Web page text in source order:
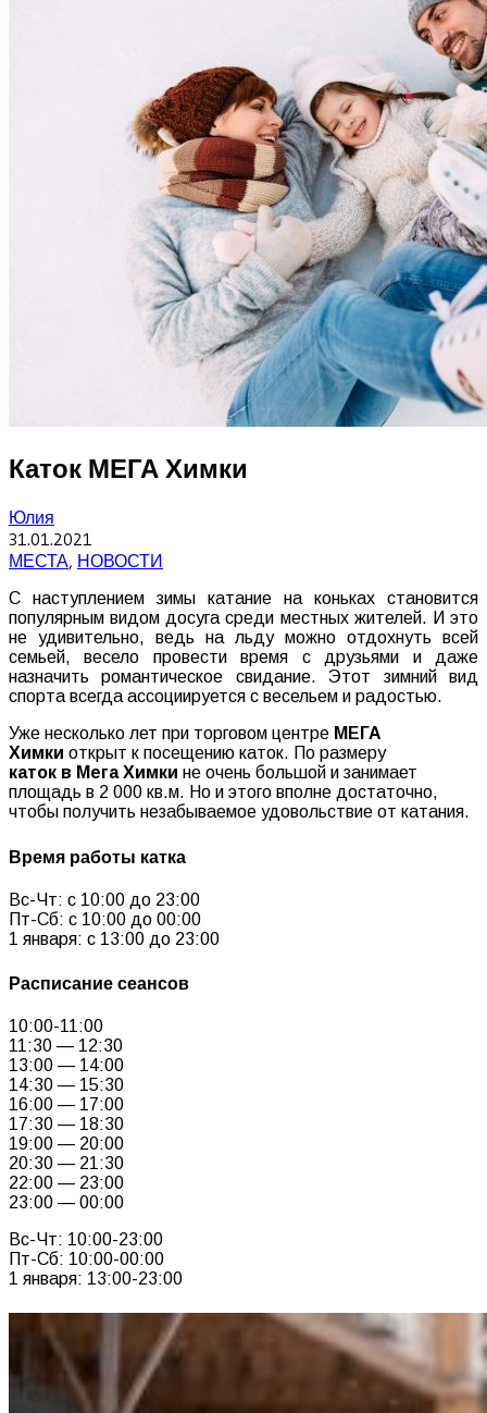
Каток МЕГА Химки
Юлия
31.01.2021
МЕСТА, НОВОСТИ
С наступлением зимы катание на коньках становится
популярным видом досуга среди местных жителей. И это
не удивительно, ведь на льду можно отдохнуть всей
семьей, весело провести время с друзьями и даже
назначить романтическое свидание. Этот зимний вид
спорта всегда ассоциируется с весельем и радостью.
Уже несколько лет при торговом центре МЕГА
Химки открыт к посещению каток. По размеру
каток в Мега Химки не очень большой и занимает
площадь в 2 000 кв.м. Но и этого вполне достаточно,
чтобы получить незабываемое удовольствие от катания.
Время работы катка
Вс-Чт: с 10:00 до 23:00
Пт-Сб: с 10:00 до 00:00
1 января: с 13:00 до 23:00
Расписание сеансов
10:00-11:00
11:30 — 12:30
13:00 — 14:00
14:30 — 15:30
16:00 — 17:00
17:30 — 18:30
19:00 — 20:00
20:30 — 21:30
22:00 — 23:00
23:00 — 00:00
Вс-Чт: 10:00-23:00
Пт-Сб: 10:00-00:00
1 января: 13:00-23:00